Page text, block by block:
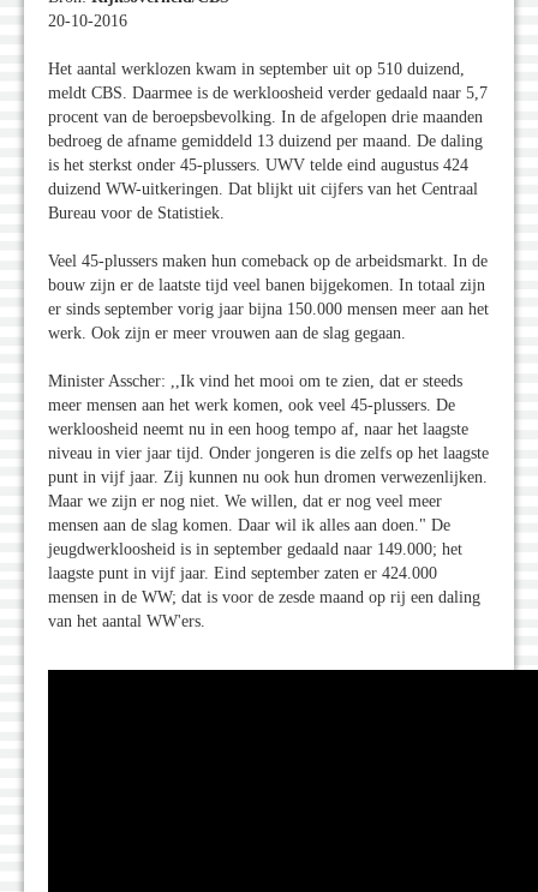
20-10-2016
Het aantal werklozen kwam in september uit op 510 duizend,
meldt CBS. Daarmee is de werkloosheid verder gedaald naar 5,7
procent van de beroepsbevolking. In de afgelopen drie maanden
bedroeg de afname gemiddeld 13 duizend per maand. De daling
is het sterkst onder 45-plussers. UWV telde eind augustus 424
duizend WW-uitkeringen. Dat blijkt uit cijfers van het Centraal
Bureau voor de Statistiek.
Veel 45-plussers maken hun comeback op de arbeidsmarkt. In de
bouw zijn er de laatste tijd veel banen bijgekomen. In totaal zijn
er sinds september vorig jaar bijna 150.000 mensen meer aan het
werk. Ook zijn er meer vrouwen aan de slag gegaan.
Minister Asscher: ,,Ik vind het mooi om te zien, dat er steeds
meer mensen aan het werk komen, ook veel 45-plussers. De
werkloosheid neemt nu in een hoog tempo af, naar het laagste
niveau in vier jaar tijd. Onder jongeren is die zelfs op het laagste
punt in vijf jaar. Zij kunnen nu ook hun dromen verwezenlijken.
Maar we zijn er nog niet. We willen, dat er nog veel meer
mensen aan de slag komen. Daar wil ik alles aan doen." De
jeugdwerkloosheid is in september gedaald naar 149.000; het
laagste punt in vijf jaar. Eind september zaten er 424.000
mensen in de WW; dat is voor de zesde maand op rij een daling
van het aantal WW'ers.